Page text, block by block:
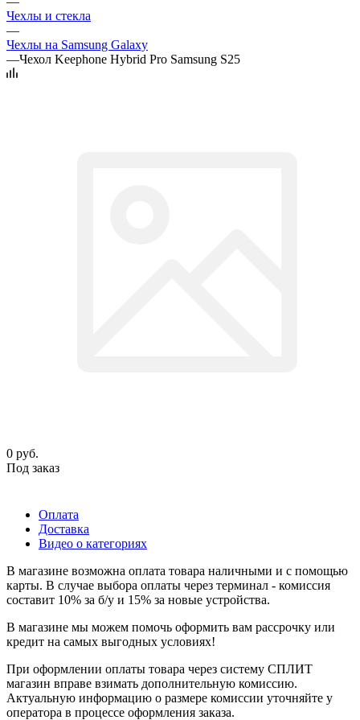
Чехлы и стекла
—
Чехлы на Samsung Galaxy
—Чехол Keephone Hybrid Pro Samsung S25
0 руб.
Под заказ
Оплата
Доставка
Видео о категориях
В магазине возможна оплата товара наличными и с помощью
карты. В случае выбора оплаты через терминал - комиссия
составит 10% за б/у и 15% за новые устройства.
В магазине мы можем помочь оформить вам рассрочку или
кредит на самых выгодных условиях!
При оформлении оплаты товара через систему СПЛИТ
магазин вправе взимать дополнительную комиссию.
Актуальную информацию о размере комиссии уточняйте у
оператора в процессе оформления заказа.